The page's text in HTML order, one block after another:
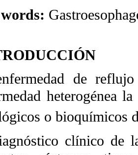
de
heterogénea
o bioquímicos
clínico de